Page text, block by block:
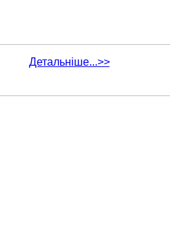
Детальніше...>>